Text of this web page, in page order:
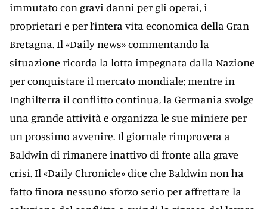
immutato con gravi danni per gli operai, i
proprietari e per l’intera vita economica della Gran
Bretagna. Il «Daily news» commentando la
situazione ricorda la lotta impegnata dalla Nazione
per conquistare il mercato mondiale; mentre in
Inghilterra il conflitto continua, la Germania svolge
una grande attività e organizza le sue miniere per
un prossimo avvenire. Il giornale rimprovera a
Baldwin di rimanere inattivo di fronte alla grave
crisi. Il «Daily Chronicle» dice che Baldwin non ha
fatto finora nessuno sforzo serio per affrettare la